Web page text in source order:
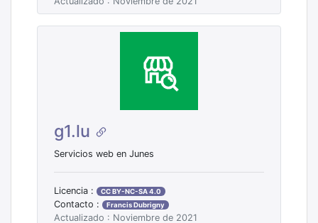
g1.lu
Servicios web en Junes
Licencia : CC BY-NC-SA 4.0
Contacto : Francis Dubrigny
Actualizado : Noviembre de 2021